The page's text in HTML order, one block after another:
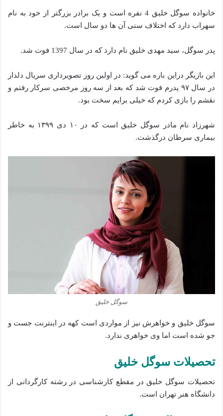
خانواده سوگل خلیق 4 نفره است و یک برادر بزرگتر از خود به نام
سهراب دارد که اختلاف سنی آن ها دو سال است.
پدر سوگل، سید مهدی خلیق نام دارد که در سال 1397 فوت شد.
این بازیگر دراین باره می گوید: در اولین روز تصویرداری سریال دلدار
در سال ۹۷ پدرم فوت شد که بعد از سه روز مرخصی سرکار رفتم و
نقشم را بازی کردم که خیلی برایم سخت بود.
شهرزاد نام مادر سوگل خلیق است که در ۱۰ دی ۱۳۹۹ به خاطر
بیماری سرطان درگذشت.
سوگل خلیق
سوگل خلیق و خواهرش نیز از مواردی است کهه در اینترنت جست و
جو شده است اما وی خواهری ندارد.
تحصیلات سوگل خلیق
تحصیلات سوگل خلیق در مقطع کارشناسی در رشته کارگردانی از
دانشگاه هنر تهران است.